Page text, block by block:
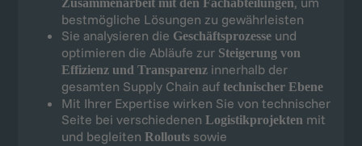
Zusammenarbeit mit den Fachabteilungen
bestmögliche Lösungen zu gewährleisten
Sie analysieren die Geschäftsprozesse und
optimieren die Abläufe zur Steigerung von
Effizienz und Transparenzinnerhalb der
gesamten Supply Chain auf technischer Ebene
Mit Ihrer Expertise wirken Sie von technischer
Seite bei verschiedenen Logistikprojekten mit
und begleiten Rollouts sowie